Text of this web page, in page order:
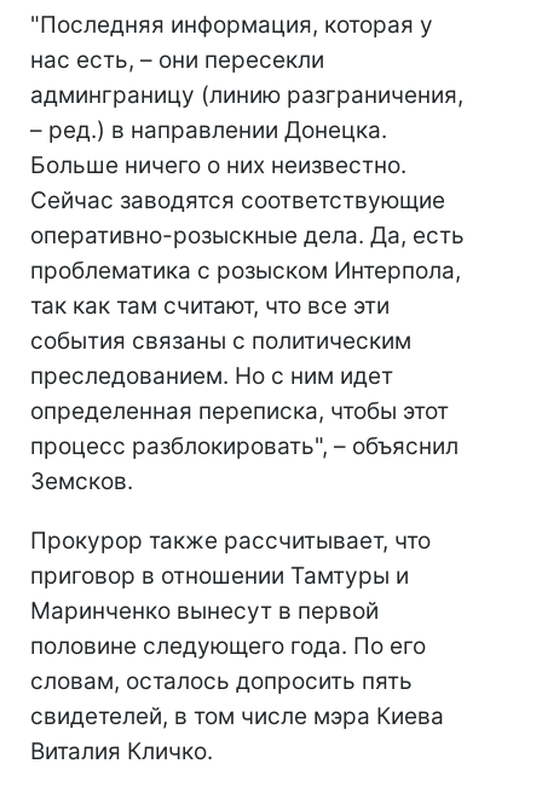
"Последняя информация, которая у
нас есть, – они пересекли
админграницу (линию разграничения,
– ред.) в направлении Донецка.
Больше ничего о них неизвестно.
Сейчас заводятся соответствующие
оперативно-розыскные дела. Да, есть
проблематика с розыском Интерпола,
так как там считают, что все эти
события связаны с политическим
преследованием. Но с ним идет
определенная переписка, чтобы этот
процесс разблокировать", – объяснил
Земсков.
Прокурор также рассчитывает, что
приговор в отношении Тамтуры и
Маринченко вынесут в первой
половине следующего года. По его
словам, осталось допросить пять
свидетелей, в том числе мэра Киева
Виталия Кличко.